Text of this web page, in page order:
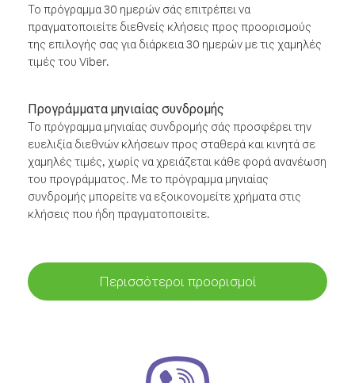
Το πρόγραμμα 30 ημερών σάς επιτρέπει να
πραγματοποιείτε διεθνείς κλήσεις προς προορισμούς
της επιλογής σας για διάρκεια 30 ημερών με τις χαμηλές
τιμές του Viber.
Προγράμματα μηνιαίας συνδρομής
Το πρόγραμμα μηνιαίας συνδρομής σάς προσφέρει την
ευελιξία διεθνών κλήσεων προς σταθερά και κινητά σε
χαμηλές τιμές, χωρίς να χρειάζεται κάθε φορά ανανέωση
του προγράμματος. Με το πρόγραμμα μηνιαίας
συνδρομής μπορείτε να εξοικονομείτε χρήματα στις
κλήσεις που ήδη πραγματοποιείτε.
Περισσότεροι προορισμοί